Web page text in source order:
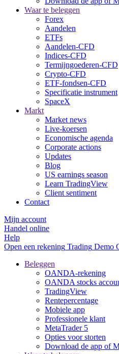
Waar te beleggen
Forex
Aandelen
ETFs
Aandelen-CFD
Indices-CFD
Termijngoederen-CFD
Crypto-CFD
ETF-fondsen-CFD
Specificatie instrument
SpaceX
Markt
Market news
Live-koersen
Economische agenda
Corporate actions
Updates
Blog
US earnings season
Learn TradingView
Client sentiment
Contact
Mijn account
Handel online
Help
Open een rekening Trading Demo
Beleggen
OANDA-rekening
OANDA stocks
TradingView
Rentepercentage
Mobiele app
Professionele klant
MetaTrader 5
Opties voor storten
Download de app of